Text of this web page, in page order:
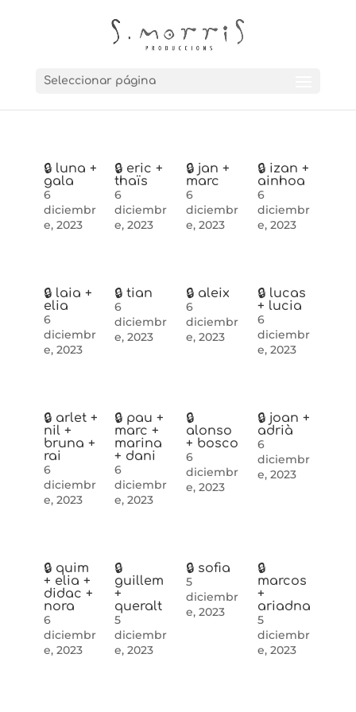
Seleccionar página
🔒 luna +
gala
6
diciembr
e, 2023
🔒 eric +
thaïs
6
diciembr
e, 2023
🔒 jan +
marc
6
diciembr
e, 2023
🔒 izan +
ainhoa
6
diciembr
e, 2023
🔒 laia +
elia
6
diciembr
e, 2023
🔒 tian
6
diciembr
e, 2023
🔒 aleix
6
diciembr
e, 2023
🔒 lucas
+ lucia
6
diciembr
e, 2023
🔒 arlet +
nil +
bruna +
rai
6
diciembr
e, 2023
🔒 pau +
marc +
marina
+ dani
6
diciembr
e, 2023
🔒
alonso
+ bosco
6
diciembr
e, 2023
🔒 joan +
adrià
6
diciembr
e, 2023
🔒 quim
+ elia +
didac +
nora
6
diciembr
e, 2023
🔒
guillem
+
queralt
5
diciembr
e, 2023
🔒 sofia
5
diciembr
e, 2023
🔒
marcos
+
ariadna
5
diciembr
e, 2023